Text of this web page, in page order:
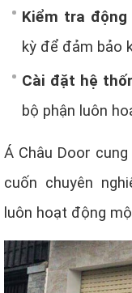
Kiểm tra
kỳ để đảm bảo
Cài đặt hệ
bộ phận luôn
Á Châu Door
cuốn chuyên
luôn hoạt động